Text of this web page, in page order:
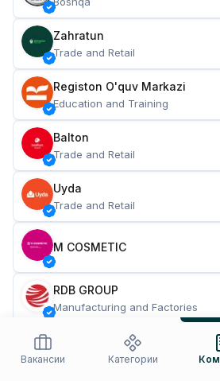
Zahratun
Trade and Retail
Registon O'quv Markazi
Education and Training
Balton
Trade and Retail
Uyda
Trade and Retail
M COSMETIC
RDB GROUP
Manufacturing and Factories
Restaurants and Fast Food
Вакансии
Категории